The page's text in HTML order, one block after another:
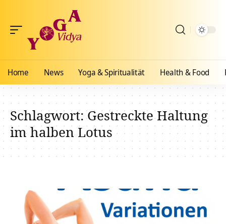
Home News Yoga & Spiritualität Health & Food
Schlagwort:Gestreckte Haltung
im halben Lotus